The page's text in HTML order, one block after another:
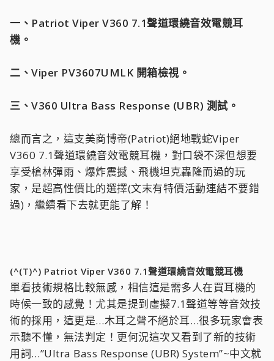
一、Patriot Viper V360 7.1聲道環繞音效電競耳
機。
二、Viper PV3607UMLK 開箱檢視。
三、V360 Ultra Bass Response (UBR) 測試。
總而言之，這支美商博帝(Patriot)絕地戰蛇Viper
V360 7.1聲道環繞音效電競耳機，對口袋不深但想要
享受槍林彈雨、爆炸震撼、飛機坦克轟隆而過的玩
家，是超高性價比的選擇(文末有特價活動連結不要錯
過)，繼續看下去就更能了解！
(^(T)^) Patriot Viper V360 7.1聲道環繞音效電競耳機
單看技術規格比較無感，相信這是需多人在買耳機的
時候一致的感覺！尤其是提到虛擬7.1聲道等等音效技
術的採用，這更是…木耳之聲不絕於耳…很多玩家會表
示聽不懂，無法判定！更何況這次又看到了新的技術
用詞…”Ultra Bass Response (UBR) System”~中文就